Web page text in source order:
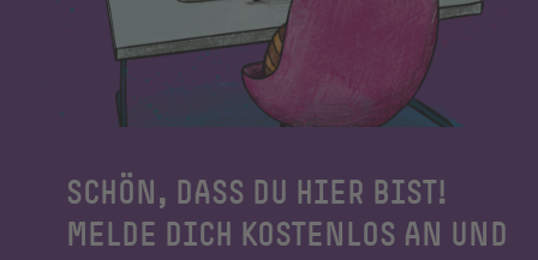
SCHÖN, DASS DU HIER BIST!
MELDE DICH KOSTENLOS AN UND